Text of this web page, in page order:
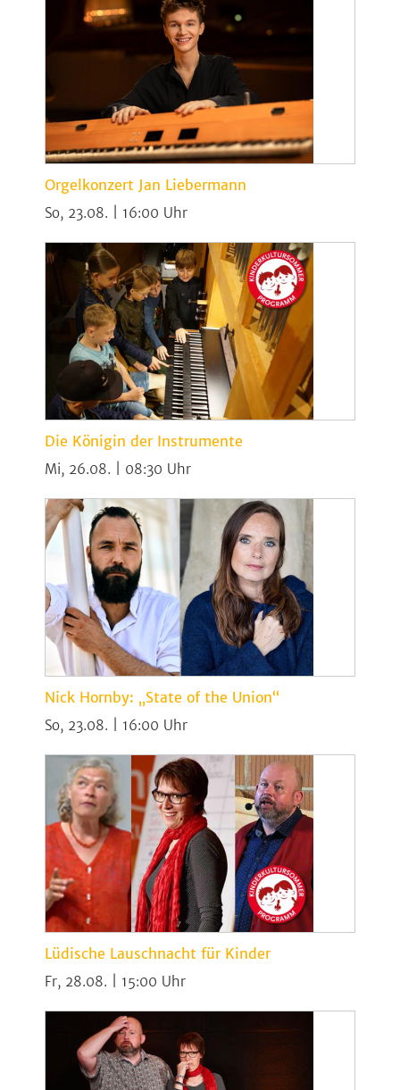
Orgelkonzert Jan Liebermann
So, 23.08. | 16:00
Die Königin der Instrumente
Mi, 26.08. | 08:30
Nick Hornby: „State of the Union“
So, 23.08. | 16:00
Lüdische Lauschnacht für Kinder
Fr, 28.08. | 15:00